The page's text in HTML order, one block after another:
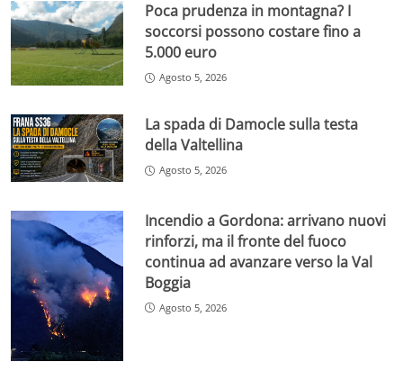
Poca prudenza in montagna? I
soccorsi possono costare fino a
5.000 euro
Agosto 5, 2026
La spada di Damocle sulla testa
della Valtellina
Agosto 5, 2026
Incendio a Gordona: arrivano nuovi
rinforzi, ma il fronte del fuoco
continua ad avanzare verso la Val
Boggia
Agosto 5, 2026